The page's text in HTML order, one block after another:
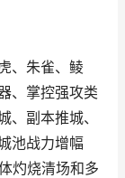
、朱雀、鲮
、掌控强攻类
、副本推城、
池战力增幅
灼烧清场和多